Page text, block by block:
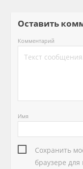
Оставить
Комментарий
Имя
Сохранить
браузере